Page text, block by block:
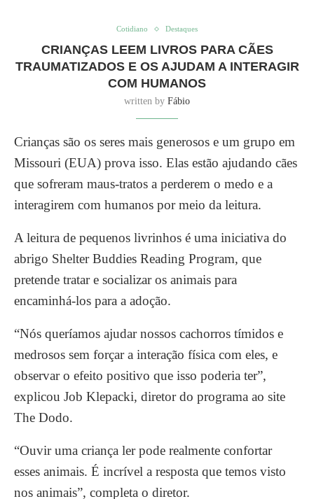
Cotidiano Destaques
CRIANÇAS LEEM LIVROS PARA CÃES
TRAUMATIZADOS E OS AJUDAM A INTERAGIR
COM HUMANOS
written by Fábio
Crianças são os seres mais generosos e um grupo em
Missouri (EUA) prova isso. Elas estão ajudando cães
que sofreram maus-tratos a perderem o medo e a
interagirem com humanos por meio da leitura.
A leitura de pequenos livrinhos é uma iniciativa do
abrigo Shelter Buddies Reading Program, que
pretende tratar e socializar os animais para
encaminhá-los para a adoção.
“Nós queríamos ajudar nossos cachorros tímidos e
medrosos sem forçar a interação física com eles, e
observar o efeito positivo que isso poderia ter”,
explicou Job Klepacki, diretor do programa ao site
The Dodo.
“Ouvir uma criança ler pode realmente confortar
esses animais. É incrível a resposta que temos visto
nos animais”, completa o diretor.